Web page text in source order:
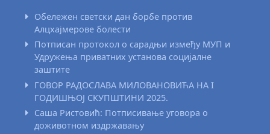
Обележен светски дан борбе против
Алцхајмерове болести
Потписан протокол о сарадњи између МУП и
Удружења приватних установа социјалне
заштите
ГОВОР РАДОСЛАВА МИЛОВАНОВИЋА НА I
ГОДИШЊОЈ СКУПШТИНИ 2025.
Саша Ристовић: Потписивање уговора о
доживотном издржавању